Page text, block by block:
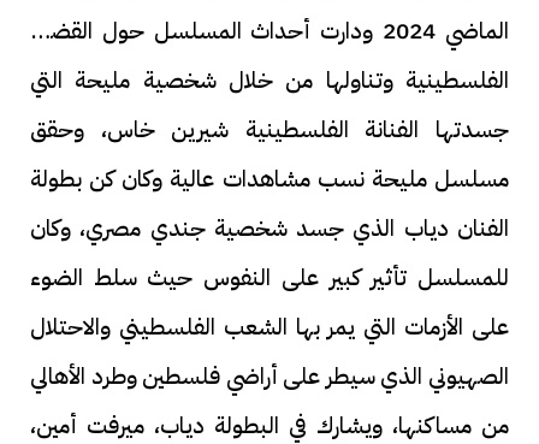
الماضي 2024 ودارت أحداث المسلسل حول القضية
الفلسطينية وتناولها من خلال شخصية مليحة التي
جسدتها الفنانة الفلسطينية شيرين خاس، وحقق
مسلسل مليحة نسب مشاهدات عالية وكان كن بطولة
الفنان دياب الذي جسد شخصية جندي مصري، وكان
للمسلسل تأثير كبير على النفوس حيث سلط الضوء
على الأزمات التي يمر بها الشعب الفلسطيني والاحتلال
الصهيوني الذي سيطر على أراضي فلسطين وطرد الأهالي
من مساكنها، ويشارك في البطولة دياب، ميرفت أمين،